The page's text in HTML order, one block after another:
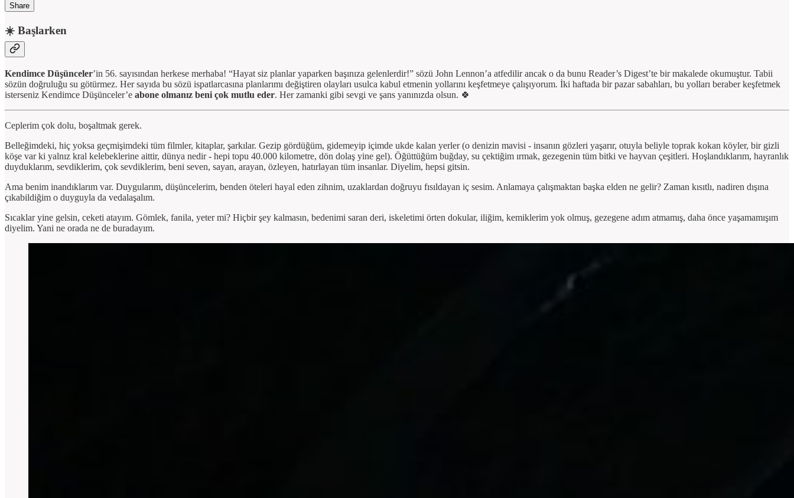
Share
☀️ Başlarken
Kendimce Düşünceler’in 56. sayısından herkese merhaba! “Hayat siz planlar yaparken başınıza gelenlerdir!” sözü John Lennon’a atfedilir ancak o da bunu Reader’s Digest’te bir makalede okumuştur. Tabii
sözün doğruluğu su götürmez. Her sayıda bu sözü ispatlarcasına planlarımı değiştiren olayları usulca kabul etmenin yollarını keşfetmeye çalışıyorum. İki haftada bir pazar sabahları, bu yolları beraber keşfetmek
isterseniz Kendimce Düşünceler’e abone olmanız beni çok mutlu eder. Her zamanki gibi sevgi ve şans yanınızda olsun. 🍀
Ceplerim çok dolu, boşaltmak gerek.
Belleğimdeki, hiç yoksa geçmişimdeki tüm filmler, kitaplar, şarkılar. Gezip gördüğüm, gidemeyip içimde ukde kalan yerler (o denizin mavisi - insanın gözleri yaşarır, otuyla beliyle toprak kokan köyler, bir gizli
köşe var ki yalnız kral kelebeklerine aittir, dünya nedir - hepi topu 40.000 kilometre, dön dolaş yine gel). Öğüttüğüm buğday, su çektiğim ırmak, gezegenin tüm bitki ve hayvan çeşitleri. Hoşlandıklarım, hayranlık
duyduklarım, sevdiklerim, çok sevdiklerim, beni seven, sayan, arayan, özleyen, hatırlayan tüm insanlar. Diyelim, hepsi gitsin.
Ama benim inandıklarım var. Duygularım, düşüncelerim, benden öteleri hayal eden zihnim, uzaklardan doğruyu fısıldayan iç sesim. Anlamaya çalışmaktan başka elden ne gelir? Zaman kısıtlı, nadiren dışına
çıkabildiğim o duyguyla da vedalaşalım.
Sıcaklar yine gelsin, ceketi atayım. Gömlek, fanila, yeter mi? Hiçbir şey kalmasın, bedenimi saran deri, iskeletimi örten dokular, iliğim, kemiklerim yok olmuş, gezegene adım atmamış, daha önce yaşamamışım
diyelim. Yani ne orada ne de buradayım.